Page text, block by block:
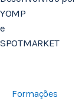
YOMP
e
SPOTMARKET
Formações